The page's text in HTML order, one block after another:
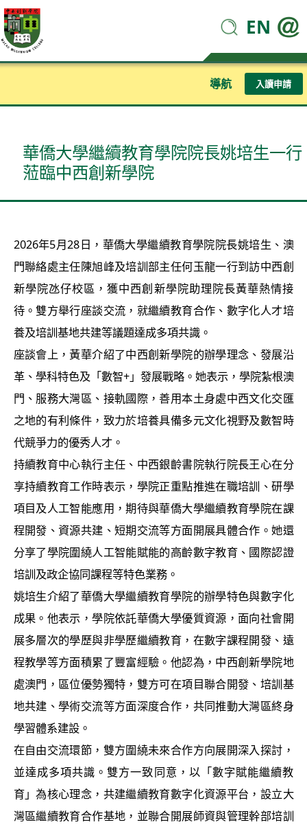
EN
導航 入讀申請
華僑大學繼續教育學院院長姚培生一行
蒞臨中西創新學院
2026年5月28日，華僑大學繼續教育學院院長姚培生、澳
門聯絡處主任陳旭峰及培訓部主任何玉龍一行到訪中西創
新學院氹仔校區，獲中西創新學院助理院長黃華熱情接
待。雙方舉行座談交流，就繼續教育合作、數字化人才培
養及培訓基地共建等議題達成多項共識。
座談會上，黃華介紹了中西創新學院的辦學理念、發展沿
革、學科特色及「數智+」發展戰略。她表示，學院紮根澳
門、服務大灣區、接軌國際，善用本土身處中西文化交匯
之地的有利條件，致力於培養具備多元文化視野及數智時
代競爭力的優秀人才。
持續教育中心執行主任、中西銀齡書院執行院長王心在分
享持續教育工作時表示，學院正重點推進在職培訓、研學
項目及人工智能應用，期待與華僑大學繼續教育學院在課
程開發、資源共建、短期交流等方面開展具體合作。她還
分享了學院圍繞人工智能賦能的高齡數字教育、國際認證
培訓及政企協同課程等特色業務。
姚培生介紹了華僑大學繼續教育學院的辦學特色與數字化
成果。他表示，學院依託華僑大學優質資源，面向社會開
展多層次的學歷與非學歷繼續教育，在數字課程開發、遠
程教學等方面積累了豐富經驗。他認為，中西創新學院地
處澳門，區位優勢獨特，雙方可在項目聯合開發、培訓基
地共建、學術交流等方面深度合作，共同推動大灣區終身
學習體系建設。
在自由交流環節，雙方圍繞未來合作方向展開深入探討，
並達成多項共識。雙方一致同意，以「數字賦能繼續教
育」為核心理念，共建繼續教育數字化資源平台，設立大
灣區繼續教育合作基地，並聯合開展師資與管理幹部培訓